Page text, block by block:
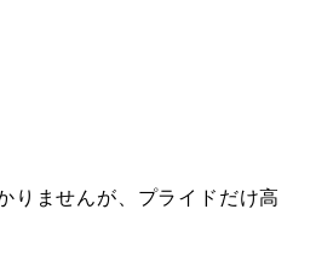
りませんが、プライドだけ高